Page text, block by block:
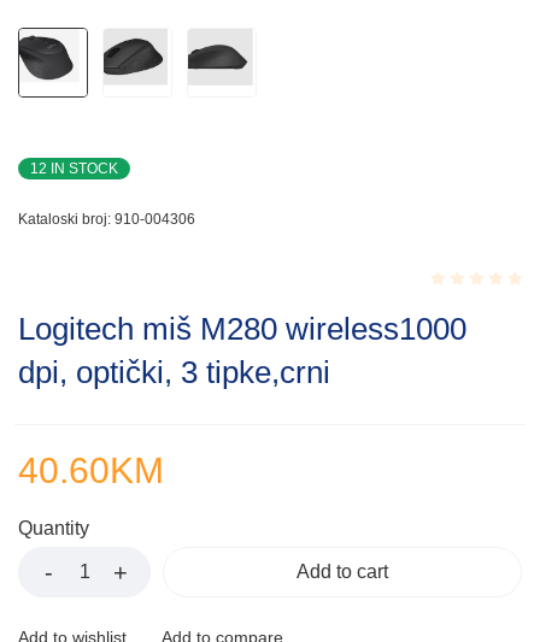
12 IN STOCK
Kataloski broj: 910-004306
0.001
Logitech miš M280 wireless1000
dpi, optički, 3 tipke,crni
40.60KM
Quantity
Add to cart